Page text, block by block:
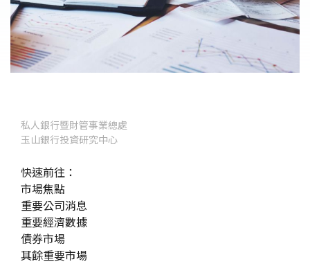
私人銀行暨財管事業總處
玉山銀行投資研究中心
快速前往：
市場焦點
重要公司消息
重要經濟數據
債券市場
其餘重要市場